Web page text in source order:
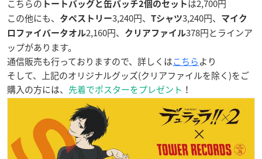
こちらの トートバッグと缶バッチ2個のセット は2,700円
この他にも、
タペストリー3,240円、 Tシャツ3,240円、
マイク
ロファイバータオル2,160円、 クリアファイル378円とラインア
ップがあります。
通信販売も行っておりますので、詳しくはこちらより
そして、上記のオリジナルグッズ(クリアファイルを除く)をご
購入の方には、 先着でポスターをプレゼント ！